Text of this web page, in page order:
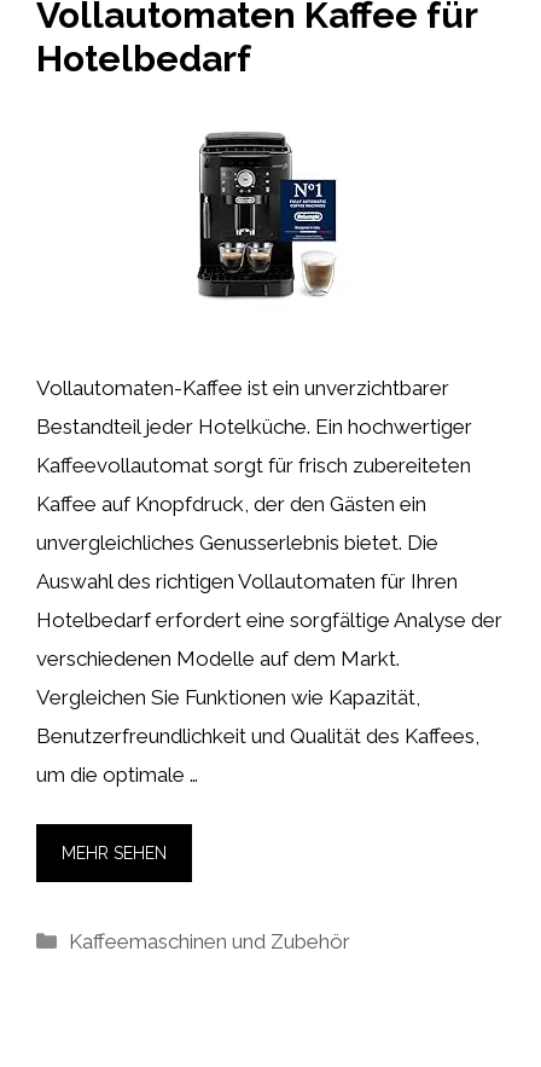
Vollautomaten Kaffee für
Hotelbedarf
Vollautomaten-Kaffee ist ein unverzichtbarer
Bestandteil jeder Hotelküche. Ein hochwertiger
Kaffeevollautomat sorgt für frisch zubereiteten
Kaffee auf Knopfdruck, der den Gästen ein
unvergleichliches Genusserlebnis bietet. Die
Auswahl des richtigen Vollautomaten für Ihren
Hotelbedarf erfordert eine sorgfältige Analyse der
verschiedenen Modelle auf dem Markt.
Vergleichen Sie Funktionen wie Kapazität,
Benutzerfreundlichkeit und Qualität des Kaffees,
um die optimale …
MEHR SEHEN
Kategorien
Kaffeemaschinen und Zubehör